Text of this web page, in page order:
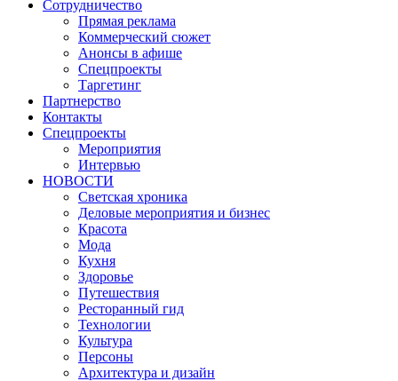
Сотрудничество
Прямая реклама
Коммерческий сюжет
Анонсы в афише
Cпецпроекты
Таргетинг
Партнерство
Контакты
Спецпроекты
Мероприятия
Интервью
НОВОСТИ
Светская хроника
Деловые мероприятия и бизнес
Красота
Мода
Кухня
Здоровье
Путешествия
Ресторанный гид
Технологии
Культура
Персоны
Архитектура и дизайн